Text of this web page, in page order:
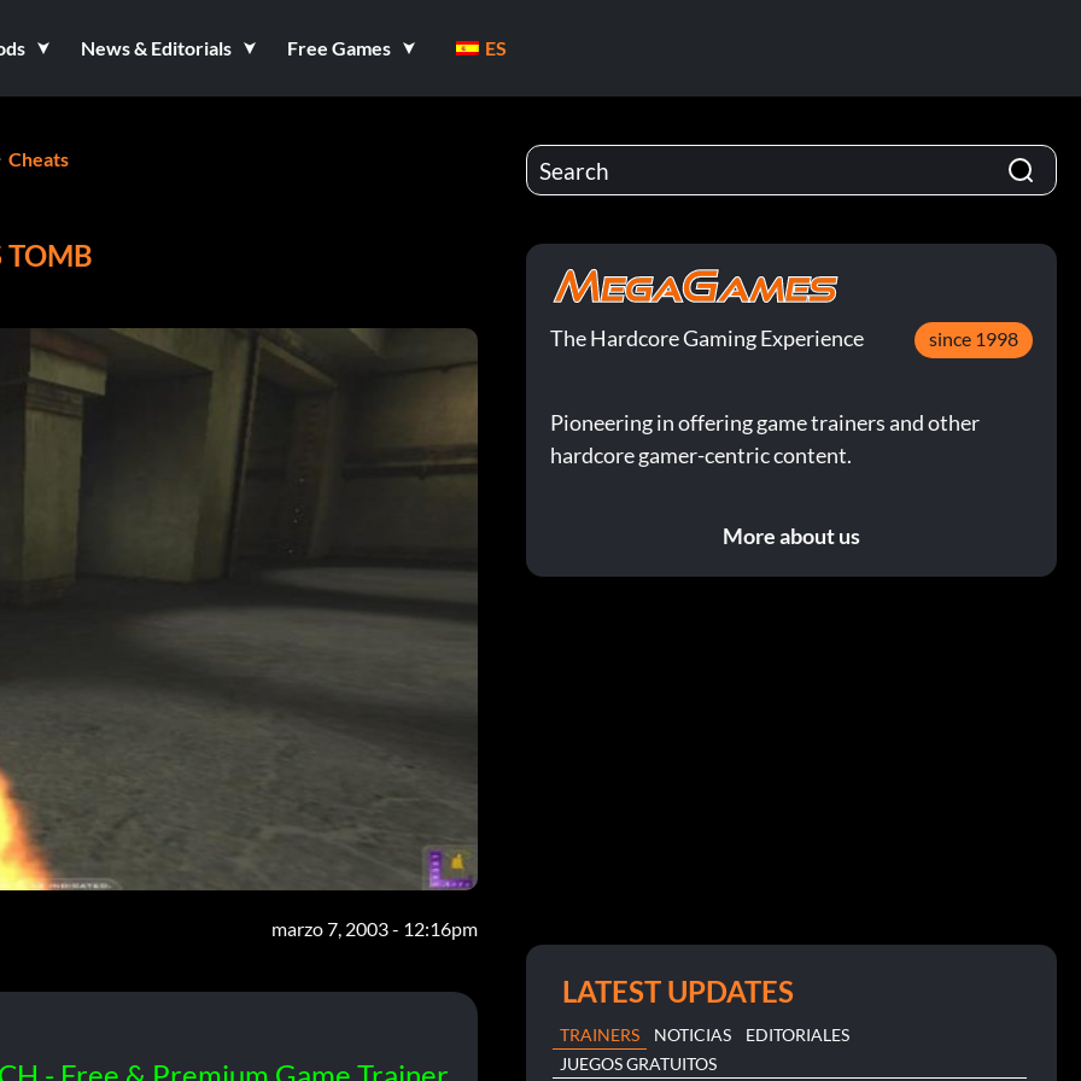
News & Editorials Free Games ES
Cheats
TOMB
marzo 7, 2003 - 12:16pm
The Hardcore Gaming Experience since 1998
Pioneering in offering game trainers and other
hardcore gamer-centric content.
More about us
LATEST UPDATES
TRAINERS NOTICIAS
EDITORIALES
JUEGOS GRATUITOS